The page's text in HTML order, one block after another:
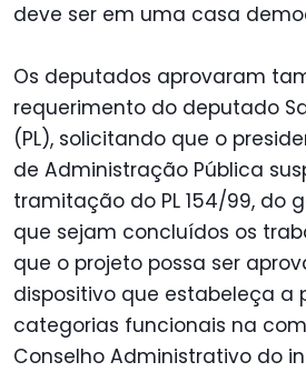
deve ser em uma casa
Os deputados aprovaram
requerimento do deputado
(PL), solicitando que o
de Administração Pública
tramitação do PL 154/99, do
que sejam concluídos os
que o projeto possa ser
dispositivo que estabeleça a
categorias funcionais na
Conselho Administrativo do